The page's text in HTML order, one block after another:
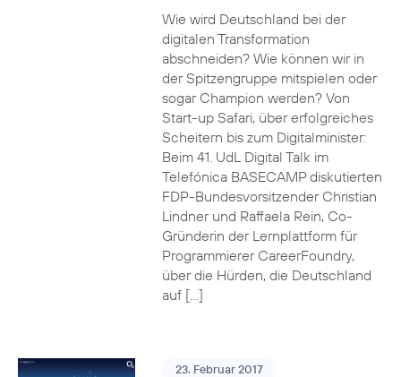
Wie wird Deutschland bei der
digitalen Transformation
abschneiden? Wie können wir in
der Spitzengruppe mitspielen oder
sogar Champion werden? Von
Start-up Safari, über erfolgreiches
Scheitern bis zum Digitalminister:
Beim 41. UdL Digital Talk im
Telefónica BASECAMP diskutierten
FDP-Bundesvorsitzender Christian
Lindner und Raffaela Rein, Co-
Gründerin der Lernplattform für
Programmierer CareerFoundry,
über die Hürden, die Deutschland
auf […]
23. Februar 2017